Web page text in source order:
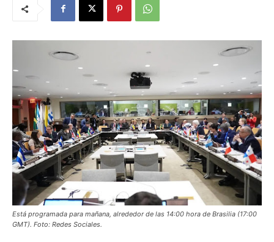
Está programada para mañana, alrededor de las 14:00 hora de Brasilia (17:00
GMT). Foto: Redes Sociales.